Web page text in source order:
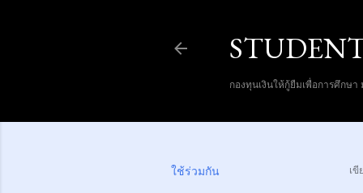
กองทุนเงินให้กู้ยืมเพื่อการศึกษ
ใช้ร่วมกัน เ